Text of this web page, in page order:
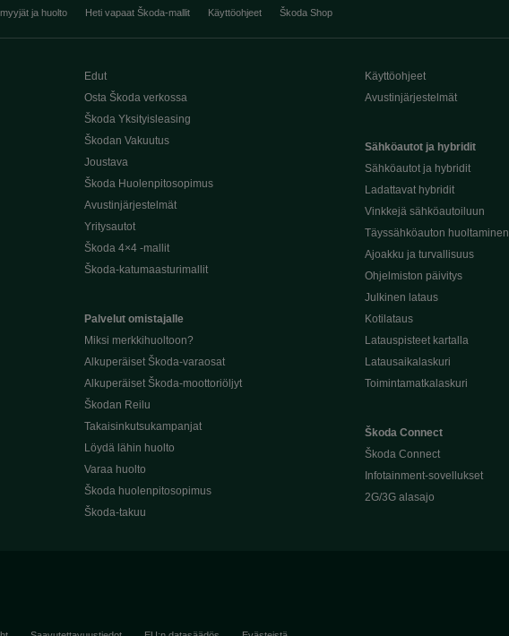
ja huolto Heti vapaat Škoda-mallit Käyttöohjeet Škoda Shop
Edut
Osta Škoda verkossa
Škoda Yksityisleasing
Škodan Vakuutus
Joustava
Škoda Huolenpitosopimus
Avustinjärjestelmät
Yritysautot
Škoda 4×4 -mallit
Škoda-katumaasturimallit
Palvelut omistajalle
Miksi merkkihuoltoon?
Alkuperäiset Škoda-varaosat
Alkuperäiset Škoda-moottoriöljyt
Škodan Reilu
Takaisinkutsukampanjat
Löydä lähin huolto
Varaa huolto
Škoda huolenpitosopimus
Škoda-takuu
Käyttöohjeet
Avustinjärjestelmät
Sähköautot ja hybridit
Sähköautot ja hybridit
Ladattavat hybridit
Vinkkejä sähköautoiluun
Täyssähköauton huoltaminen
Ajoakku ja turvallisuus
Ohjelmiston päivitys
Julkinen lataus
Kotilataus
Latauspisteet kartalla
Latausaikalaskuri
Toimintamatkalaskuri
Škoda Connect
Škoda Connect
Infotainment-sovellukset
2G/3G alasajo